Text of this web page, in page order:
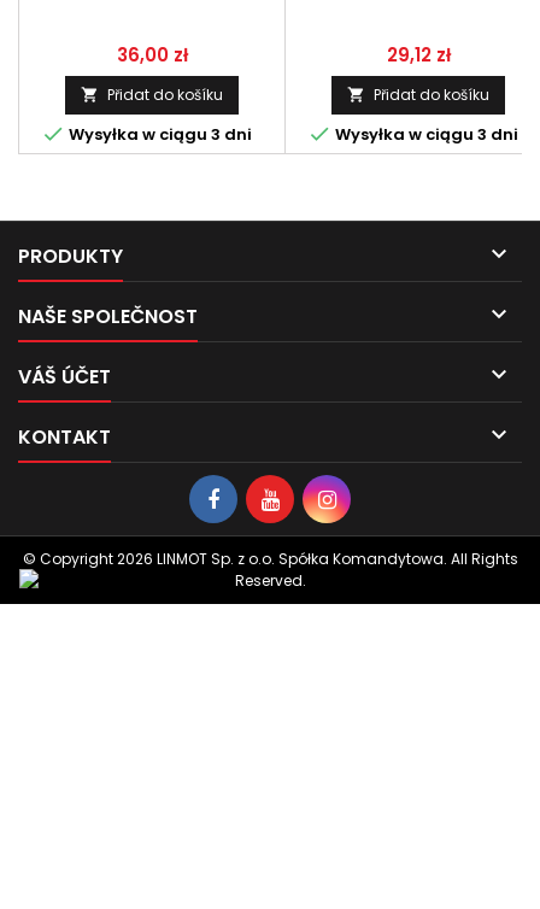
Cena
36,00 zł
 Přidat do košíku
 Wysyłka w ciągu 3 dni
Cena
29,12 zł
 Přidat do košíku
 Wysyłka w ciągu 3 dni
PRODUKTY 
NAŠE SPOLEČNOST 
VÁŠ ÚČET 
KONTAKT 
© Copyright 2026 LINMOT Sp. z o.o. Spółka Komandytowa. All Rights
Reserved.